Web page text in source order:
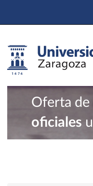
Oferta de
oficiales